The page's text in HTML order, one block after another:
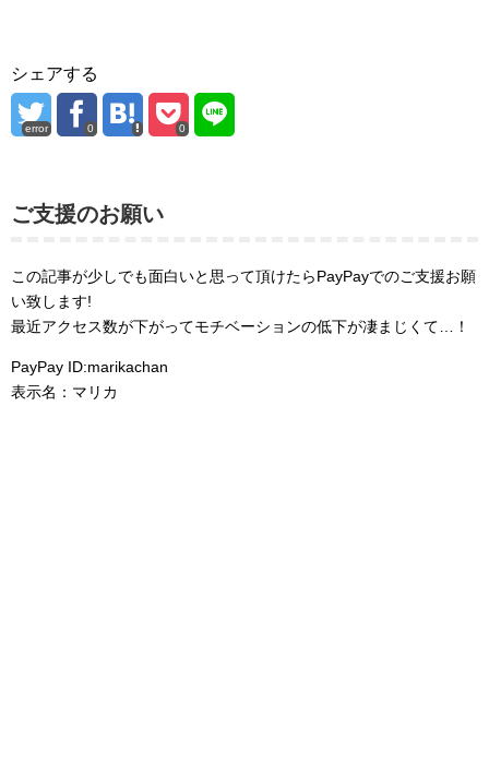
シェアする
error 0 0
ご支援のお願い
この記事が少しでも面白いと思って頂けたらPayPayでのご支援お願
い致します!
最近アクセス数が下がってモチベーションの低下が凄まじくて…！
PayPay ID:marikachan
表示名：マリカ